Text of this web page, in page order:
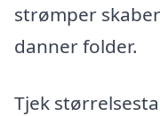
strømper
danner folder.
Tjek